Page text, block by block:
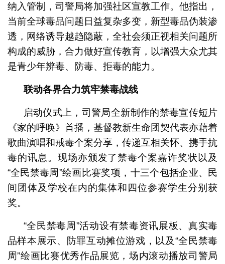
纳入管制，司警局将加强社区宣教工作。他指出，
当前全球毒品问题日益复杂多变，新型毒品伪装渗
透，网络诱导越趋隐蔽，全社会须正视相关问题所
构成的威胁，合力做好宣传教育，以增强大众尤其
是青少年辨毒、防毒、拒毒的能力。
联动各界合力筑牢禁毒战线
启动仪式上，司警局全新制作的禁毒宣传短片
《家的呼唤》首播，基督教新生命团契代表亦藉着
歌曲演唱和戒毒个案分享，传递互相关怀、携手抗
毒的讯息。现场亦颁发了禁毒个案嘉许奖状以及
“全民禁毒周”绘画比赛奖项，十三个包括企业、民
间团体及学校在内的集体和四位参赛学生分别获
奖。
“全民禁毒周”活动设有禁毒资讯展板、真实毒
品样本展示、防罪互动摊位游戏，以及“全民禁毒
周”绘画比赛优秀作品展览，场内滚动播放司警局